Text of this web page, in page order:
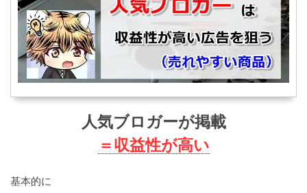
人気ブロガーが掲載
＝収益性が高い
基本的に